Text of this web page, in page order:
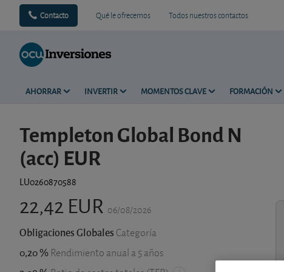
Contacto Qué le ofrecemos Todos nuestros contactos
AHORRAR INVERTIR MOMENTOS CLAVE FORMACIÓN
Templeton Global Bond N
(acc) EUR
LU0260870588
22,42 EUR 06/08/2026
Obligaciones Globales Categoría
0,20 % Rendimiento anual a 5 años